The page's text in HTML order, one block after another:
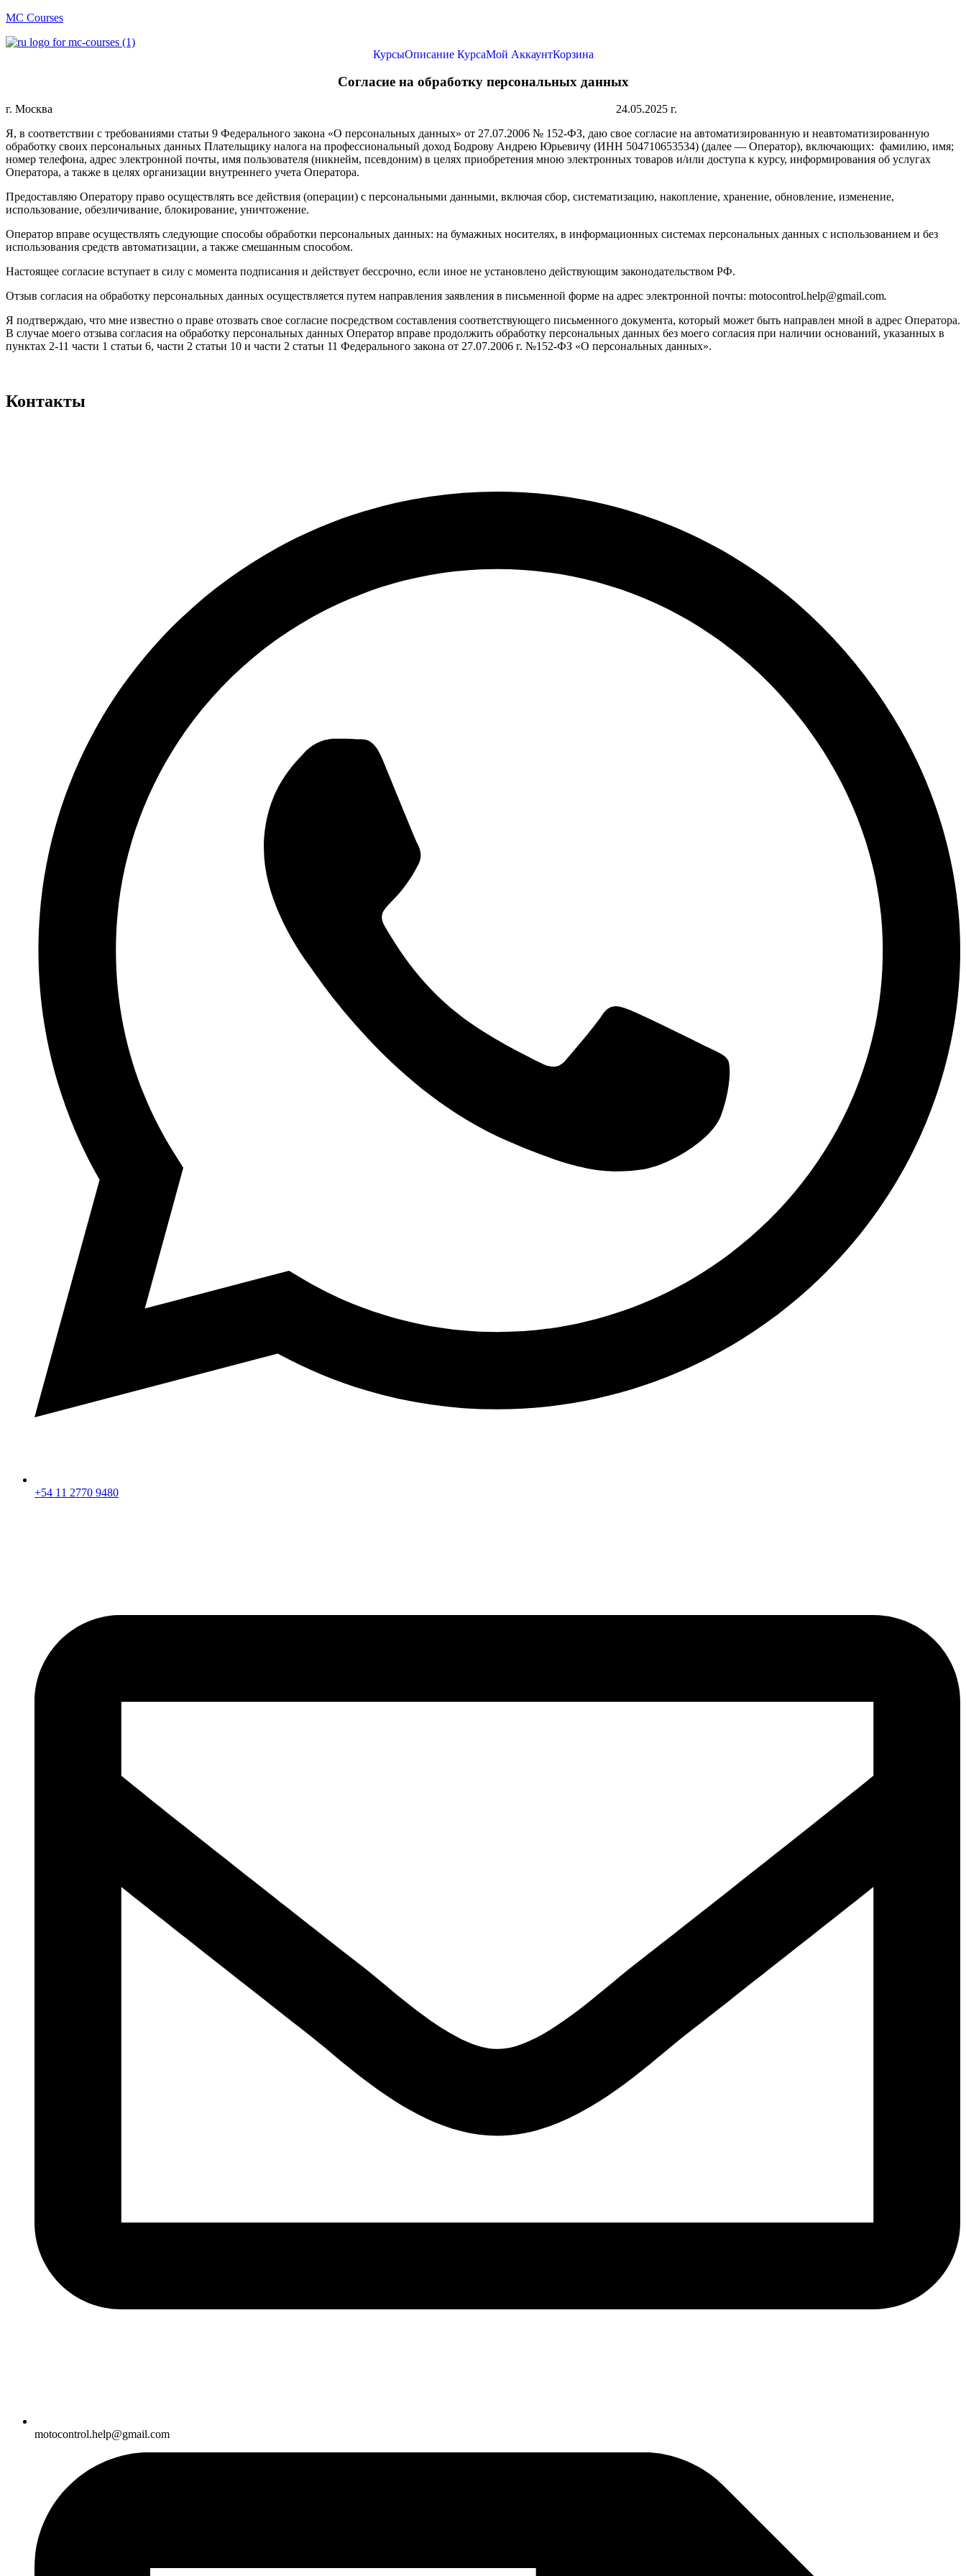
MC Courses
КурсыОписание КурсаМой АккаунтКорзина
Согласие на обработку персональных данных
г. Москва 24.05.2025 г.
Я, в соответствии с требованиями статьи 9 Федерального закона «О персональных данных» от 27.07.2006 № 152-ФЗ, даю свое согласие на автоматизированную и неавтоматизированную
обработку своих персональных данных Плательщику налога на профессиональный доход Бодрову Андрею Юрьевичу (ИНН 504710653534) (далее — Оператор), включающих: фамилию, имя;
номер телефона, адрес электронной почты, имя пользователя (никнейм, псевдоним) в целях приобретения мною электронных товаров и/или доступа к курсу, информирования об услугах
Оператора, а также в целях организации внутреннего учета Оператора.
Предоставляю Оператору право осуществлять все действия (операции) с персональными данными, включая сбор, систематизацию, накопление, хранение, обновление, изменение,
использование, обезличивание, блокирование, уничтожение.
Оператор вправе осуществлять следующие способы обработки персональных данных: на бумажных носителях, в информационных системах персональных данных с использованием и без
использования средств автоматизации, а также смешанным способом.
Настоящее согласие вступает в силу с момента подписания и действует бессрочно, если иное не установлено действующим законодательством РФ.
Отзыв согласия на обработку персональных данных осуществляется путем направления заявления в письменной форме на адрес электронной почты: motocontrol.help@gmail.com.
Я подтверждаю, что мне известно о праве отозвать свое согласие посредством составления соответствующего письменного документа, который может быть направлен мной в адрес Оператора.
В случае моего отзыва согласия на обработку персональных данных Оператор вправе продолжить обработку персональных данных без моего согласия при наличии оснований, указанных в
пунктах 2-11 части 1 статьи 6, части 2 статьи 10 и части 2 статьи 11 Федерального закона от 27.07.2006 г. №152-ФЗ «О персональных данных».
Контакты
+54 11 2770 9480
motocontrol.help@gmail.com